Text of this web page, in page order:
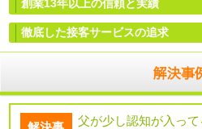
創業13年以上の信頼と実績
徹底した接客サービスの追求
父が少し認知が入っ